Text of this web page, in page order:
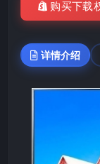
购买下载
详情介绍